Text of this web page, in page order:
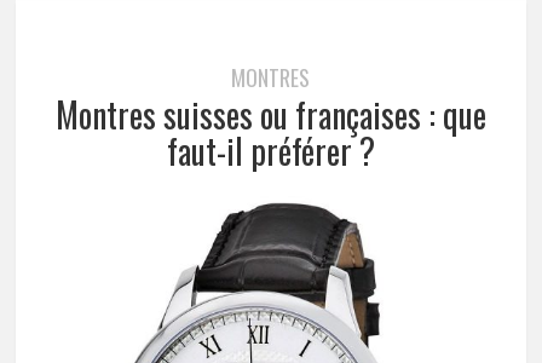
MONTRES
Montres suisses ou françaises : que
faut-il préférer ?